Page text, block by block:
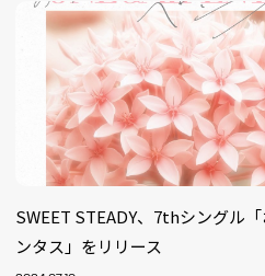
SWEET STEADY、7thシングル
ンタス」をリリース
ARTIST 40 MODEL/